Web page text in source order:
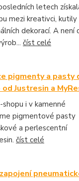
letech
mezi kreativci, kutily
dekorací. A není
číst celé
pigmenty a pasty
Justresin a
shopu i v kamenné
pigmentové pasty
a perlescentní
číst celé